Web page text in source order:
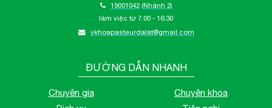
19001042 (Nhánh 2)
làm việc từ 7:00 - 16:30
ykhoapasteurdalat@gmail.com
ĐƯỜNG DẪN NHANH
Chuyên gia
Chuyên khoa